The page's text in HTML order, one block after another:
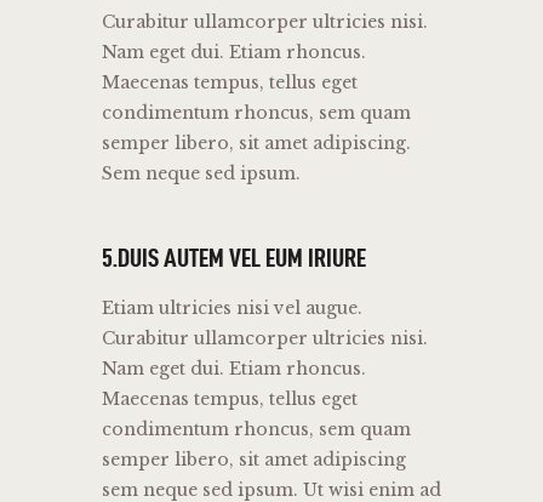
Curabitur ullamcorper ultricies nisi.
Nam eget dui. Etiam rhoncus.
Maecenas tempus, tellus eget
condimentum rhoncus, sem quam
semper libero, sit amet adipiscing.
Sem neque sed ipsum.
5.DUIS AUTEM VEL EUM IRIURE
Etiam ultricies nisi vel augue.
Curabitur ullamcorper ultricies nisi.
Nam eget dui. Etiam rhoncus.
Maecenas tempus, tellus eget
condimentum rhoncus, sem quam
semper libero, sit amet adipiscing
sem neque sed ipsum. Ut wisi enim ad